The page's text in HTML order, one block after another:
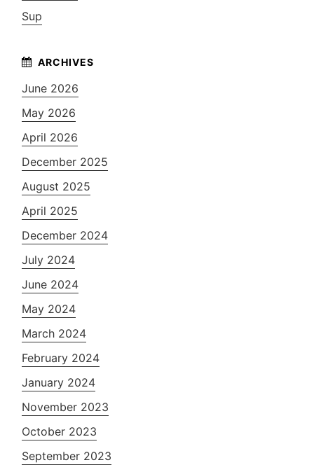
Sup
June 2026
May 2026
April 2026
December 2025
August 2025
April 2025
December 2024
July 2024
June 2024
May 2024
March 2024
February 2024
January 2024
November 2023
October 2023
September 2023